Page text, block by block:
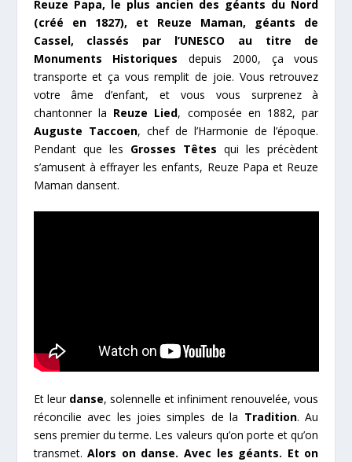
Reuze Papa, le plus ancien des géants du Nord
(créé en 1827), et Reuze Maman, géants de
Cassel, classés par l’UNESCO au titre de
Monuments Historiques depuis 2000, ça vous
transporte et ça vous remplit de joie. Vous retrouvez
votre âme d’enfant, et vous vous surprenez à
chantonner la Reuze Lied, composée en 1882, par
Auguste Taccoen, chef de l’Harmonie de l’époque.
Pendant que les Grosses Têtes qui les précèdent
s’amusent à effrayer les enfants, Reuze Papa et Reuze
Maman dansent.
Et leur danse, solennelle et infiniment renouvelée, vous
réconcilie avec les joies simples de la Tradition. Au
sens premier du terme. Les valeurs qu’on porte et qu’on
transmet.Alors on danse. Avec les géants. Et on